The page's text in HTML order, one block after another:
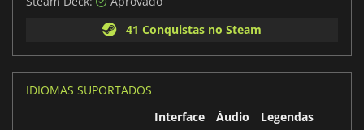
41 Conquistas no Steam
IDIOMAS SUPORTADOS
Interface
Áudio
Legendas